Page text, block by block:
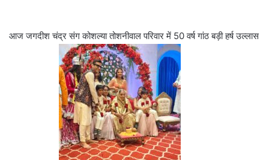
आज जगदीश चंद्र संग कोशल्या तोशनीवाल परिवार में 50 वर्ष गांठ बड़ी हर्ष उल्लास